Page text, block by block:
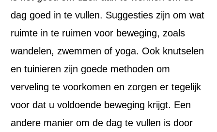
dag goed in te vullen. Suggesties zijn om wat
ruimte in te ruimen voor beweging, zoals
wandelen, zwemmen of yoga. Ook knutselen
en tuinieren zijn goede methoden om
verveling te voorkomen en zorgen er tegelijk
voor dat u voldoende beweging krijgt. Een
andere manier om de dag te vullen is door